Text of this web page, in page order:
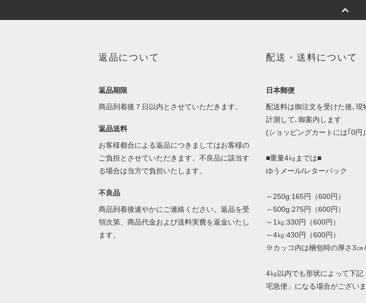
返品について
返品期限
商品到着後７日以内とさせていただきます。
返品送料
お客様都合による返品につきましてはお客様の
ご負担とさせていただきます。不良品に該当す
る場合は当方で負担いたします。
不良品
商品到着後速やかにご連絡ください。返品を受
領次第、商品代金および送料実費を返金いたし
ます。
配送・送料について
日本郵便
配送料は御注文を受けた後､現
計測して､御案内します
(ショッピングカートには｢0円
■重量4㎏までは■
ゆうメール/レターパック
～250g:165円（600円）
～500g:275円（600円）
～1㎏:330円（600円）
～4㎏:430円（600円）
※カッコ内は梱包時の厚さ3㎝
4㎏以内でも形状によって下記
宅急便」になる場合がござい